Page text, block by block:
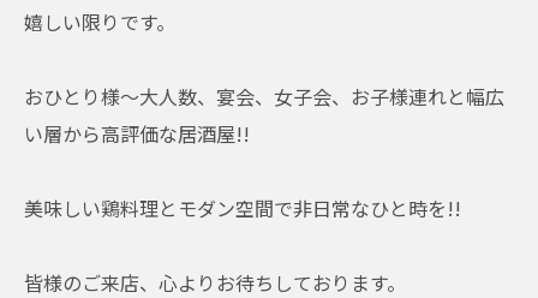
嬉しい限りです。
おひとり様〜大人数、宴会、女子会、お子様連れと幅広
い層から高評価な居酒屋!!
美味しい鶏料理とモダン空間で非日常なひと時を!!
皆様のご来店、心よりお待ちしております。